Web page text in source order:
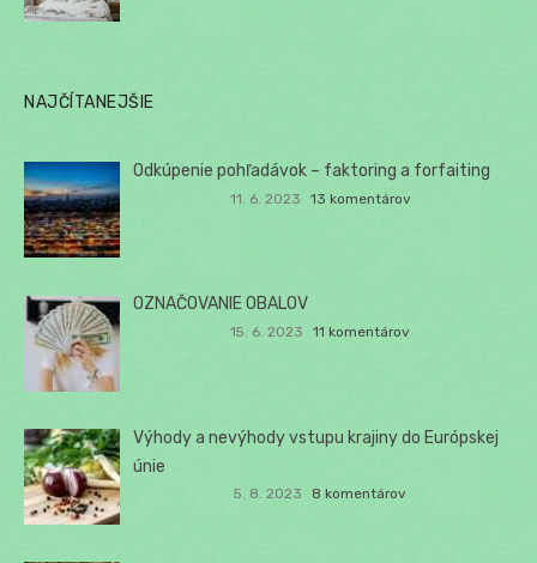
NAJČÍTANEJŠIE
Odkúpenie pohľadávok – faktoring a forfaiting
11. 6. 2023 13 komentárov
OZNAČOVANIE OBALOV
15. 6. 2023 11 komentárov
Výhody a nevýhody vstupu krajiny do Európskej
únie
5. 8. 2023 8 komentárov